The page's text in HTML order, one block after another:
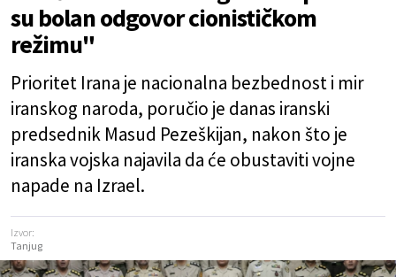
su bolan odgovor cionističkom
režimu"
Prioritet Irana je nacionalna bezbednost i mir
iranskog naroda, poručio je danas iranski
predsednik Masud Pezeškijan, nakon što je
iranska vojska najavila da će obustaviti vojne
napade na Izrael.
Izvor:
Tanjug